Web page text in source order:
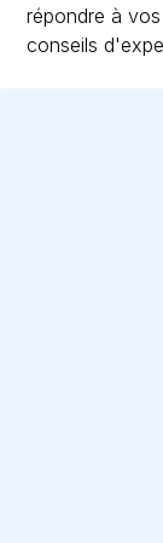
répondre à
conseils